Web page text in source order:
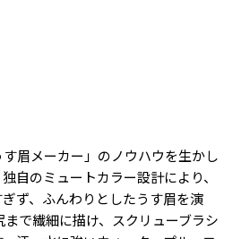
眉メーカー」のノウハウを生かし
自のミュートカラー設計により、
ず、ふんわりとしたうす眉を演
で繊細に描け、スクリューブラシ